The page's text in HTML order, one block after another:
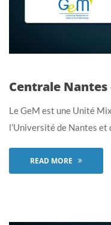
Centrale Nantes
Le GeM est une Unité
l’Université de Nantes et
READ MORE